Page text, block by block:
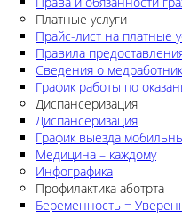
Платные услуги
Прайс-лист на платные
Правила
Сведения о
График работы по
Диспансеризация
Диспансеризация
График выезда
Медицина – каждому
Инфографика
Профилактика аботрта
Беременность =